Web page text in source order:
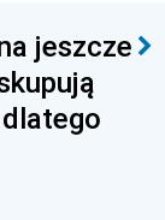
jeszcze